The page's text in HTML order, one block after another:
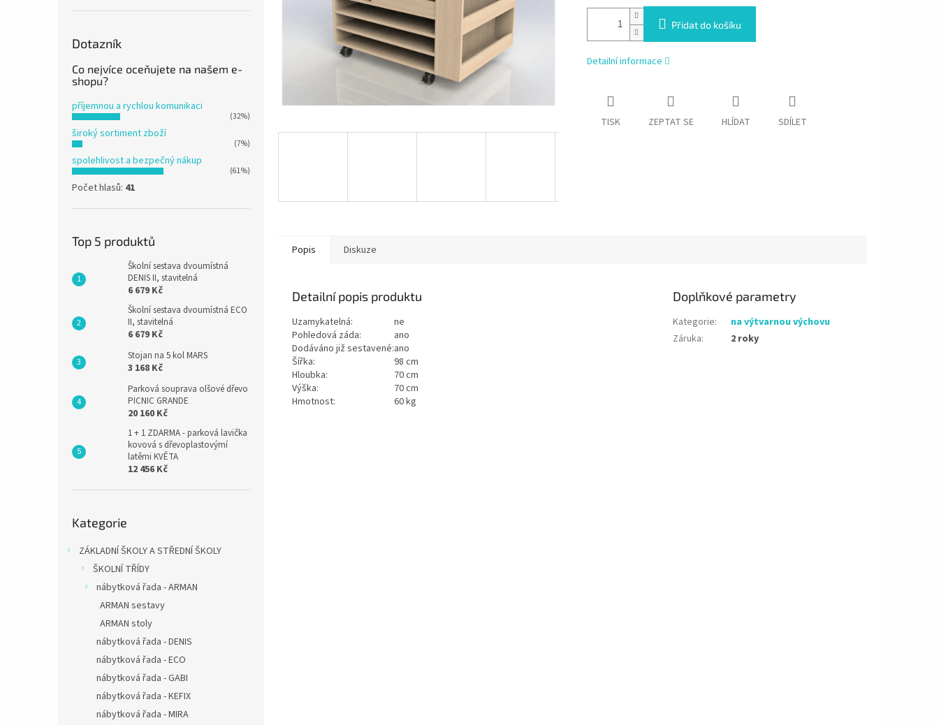
Dotazník
Co nejvíce oceňujete na našem e-
shopu?
příjemnou a rychlou komunikaci
(32%)
široký sortiment zboží
(7%)
spolehlivost a bezpečný nákup
(61%)
Počet hlasů: 41
Top 5 produktů
Školní sestava dvoumístná
DENIS II, stavitelná
6 679 Kč
Školní sestava dvoumístná ECO
II, stavitelná
6 679 Kč
Stojan na 5 kol MARS
3 168 Kč
Parková souprava olšové dřevo
PICNIC GRANDE
20 160 Kč
1 + 1 ZDARMA - parková lavička
kovová s dřevoplastovýmí
latěmi KVĚTA
12 456 Kč
kategorie
Kategorie
ZÁKLADNÍ ŠKOLY A STŘEDNÍ ŠKOLY
ŠKOLNÍ TŘÍDY
nábytková řada - ARMAN
ARMAN sestavy
ARMAN stoly
nábytková řada - DENIS
nábytková řada - ECO
nábytková řada - GABI
nábytková řada - KEFIX
nábytková řada - MIRA
Přidat do košíku
Detailní informace
TISK ZEPTAT SE HLÍDAT SDÍLET
Popis Diskuze
Detailní popis produktu
Uzamykatelná:
ne
Pohledová záda:
ano
Dodáváno již sestavené:ano
Šířka:
98 cm
Hloubka:
70 cm
Výška:
70 cm
Hmotnost:
60 kg
Doplňkové parametry
Kategorie:
na výtvarnou výchovu
Záruka: 2 roky